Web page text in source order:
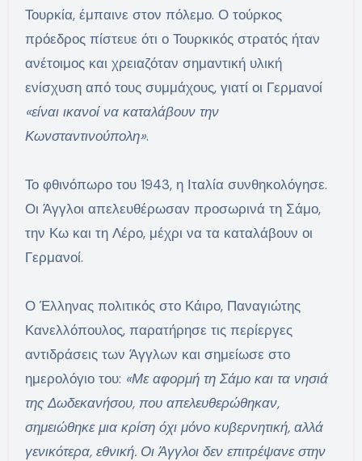
Τουρκία, έμπαινε στον πόλεμο. Ο τούρκος
πρόεδρος πίστευε ότι ο Τουρκικός στρατός ήταν
ανέτοιμος και χρειαζόταν σημαντική υλική
ενίσχυση από τους συμμάχους, γιατί οι Γερμανοί
«είναι ικανοί να καταλάβουν την
Κωνσταντινούπολη».
Το φθινόπωρο του 1943, η Ιταλία συνθηκολόγησε.
Οι Άγγλοι απελευθέρωσαν προσωρινά τη Σάμο,
την Κω και τη Λέρο, μέχρι να τα καταλάβουν οι
Γερμανοί.
Ο Έλληνας πολιτικός στο Κάιρο, Παναγιώτης
Κανελλόπουλος, παρατήρησε τις περίεργες
αντιδράσεις των Άγγλων και σημείωσε στο
ημερολόγιο του: «Με αφορμή τη Σάμο και τα νησιά
της Δωδεκανήσου, που απελευθερώθηκαν,
σημειώθηκε μια κρίση όχι μόνο κυβερνητική, αλλά
γενικότερα, εθνική. Οι Άγγλοι δεν επιτρέψανε στην